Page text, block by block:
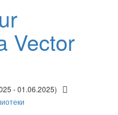
Vector
- 01.06.2025)